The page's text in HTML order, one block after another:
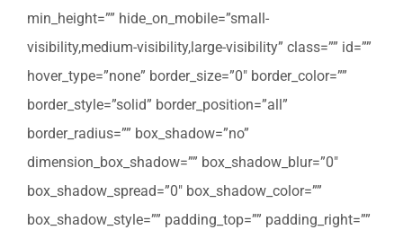
min_height=”” hide_on_mobile=”small-
visibility,medium-visibility,large-visibility” class=”” id=””
hover_type=”none” border_size=”0″ border_color=””
border_style=”solid” border_position=”all”
border_radius=”” box_shadow=”no”
dimension_box_shadow=”” box_shadow_blur=”0″
box_shadow_spread=”0″ box_shadow_color=””
box_shadow_style=”” padding_top=”” padding_right=””